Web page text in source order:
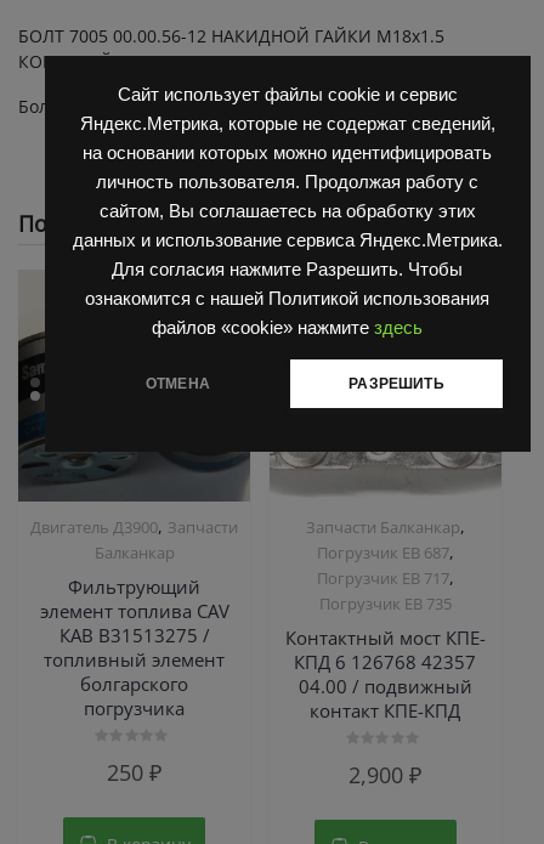
Сайт использует файлы cookie и сервис
Яндекс.Метрика, которые не содержат сведений,
на основании которых можно идентифицировать
личность пользователя. Продолжая работу с
сайтом, Вы соглашаетесь на обработку этих
данных и использование сервиса Яндекс.Метрика.
Для согласия нажмите Разрешить. Чтобы
ознакомится с нашей Политикой использования
файлов «cookie» нажмите здесь
ОТМЕНА РАЗРЕШИТЬ
БОЛТ 7005 00.00.56-12 НАКИДНОЙ ГАЙКИ M18x1.5
КОРОТКИЙ
Болт пустотелый Ф 18 (Гх18)
Похожие
Двигатель Д3900, Запчасти
Балканкар
Фильтрующий
элемент топлива CAV
КАВ B31513275 /
топливный элемент
болгарского
погрузчика
250₽
Запчасти Балканкар,
Погрузчик ЕВ 687,
Погрузчик ЕВ 717,
Погрузчик ЕВ 735
Контактный мост КПЕ-
КПД 6 126768 42357
04.00 / подвижный
контакт КПЕ-КПД
0
из
2,900₽